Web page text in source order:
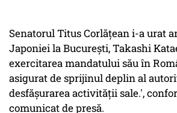
Senatorul Titus Corlățean i-a urat
Japoniei la București, Takashi
exercitarea mandatului său în
asigurat de sprijinul deplin al
desfăşurarea activităţii sale.',
comunicat de presă.